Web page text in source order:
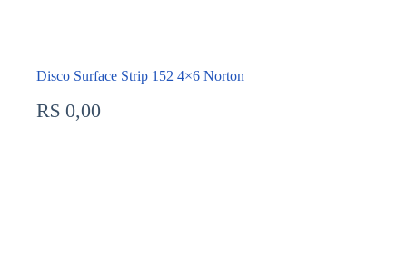
Disco Surface Strip 152 4×6 Norton
R$ 0,00